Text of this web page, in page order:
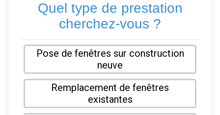
Quel type de prestation
cherchez-vous ?
Pose de fenêtres sur construction
neuve
Remplacement de fenêtres
existantes